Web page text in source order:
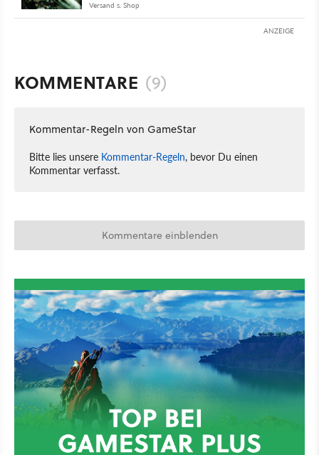
Versand s. Shop
ANZEIGE
KOMMENTARE (9)
Kommentar-Regeln von GameStar
Bitte lies unsere Kommentar-Regeln, bevor Du einen
Kommentar verfasst.
Kommentare einblenden